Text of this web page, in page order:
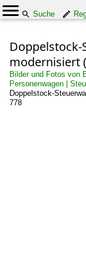
Suche
Doppelstock-
modernisiert
Bilder und Fotos von
Personenwagen |
Doppelstock-
778